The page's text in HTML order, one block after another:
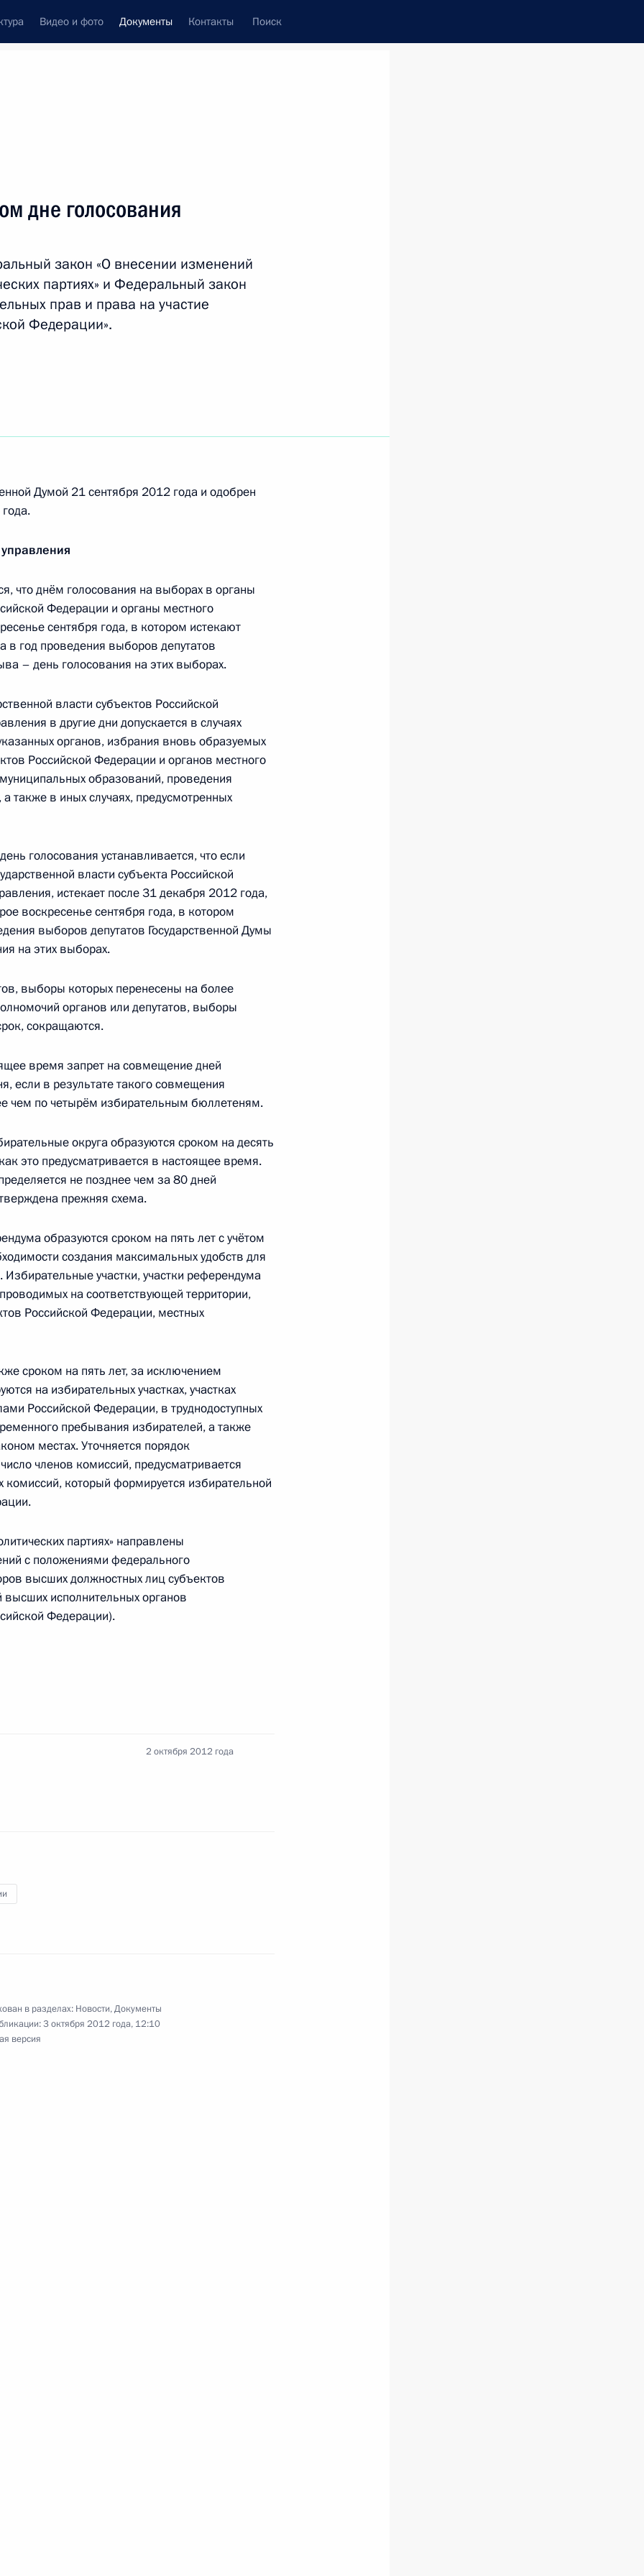
Видео и фото Документы Контакты Поиск
службе
исполнения наказаний
ФСКН
судебных приставов
рождения П.И.Чайковского
судейского сообщества
судебных участков в Пензенской
латвийского соглашения об избежании
спасательных службах и статусе
имущественных прав граждан
услуг
дне голосования
закон «О внесении изменений
партиях» и Федеральный закон
прав и права на участие
Федерации».
Думой 21 сентября 2012 года и одобрен
что днём голосования на выборах в органы
Федерации и органы местного
сентября года, в котором истекают
в год проведения выборов депутатов
– день голосования на этих выборах.
власти субъектов Российской
в другие дни допускается в случаях
органов, избрания вновь образуемых
Российской Федерации и органов местного
образований, проведения
также в иных случаях, предусмотренных
голосования устанавливается, что если
власти субъекта Российской
истекает после 31 декабря 2012 года,
воскресенье сентября года, в котором
выборов депутатов Государственной Думы
на этих выборах.
выборы которых перенесены на более
органов или депутатов, выборы
сокращаются.
время запрет на совмещение дней
если в результате такого совмещения
чем по четырём избирательным бюллетеням.
округа образуются сроком на десять
это предусматривается в настоящее время.
не позднее чем за 80 дней
прежняя схема.
образуются сроком на пять лет с учётом
создания максимальных удобств для
участки, участки референдума
на соответствующей территории,
Российской Федерации, местных
сроком на пять лет, за исключением
на избирательных участках, участках
Российской Федерации, в труднодоступных
пребывания избирателей, а также
местах. Уточняется порядок
членов комиссий, предусматривается
комиссий, который формируется избирательной
партиях» направлены
с положениями федерального
высших должностных лиц субъектов
исполнительных органов
Федерации).
2 октября 2012 года
в разделах: Новости,Документы
3 октября 2012 года, 12:10
версия